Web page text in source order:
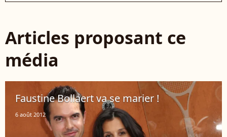
Articles proposant ce
média
Faustine Bollaert va se marier !
6 août 2012